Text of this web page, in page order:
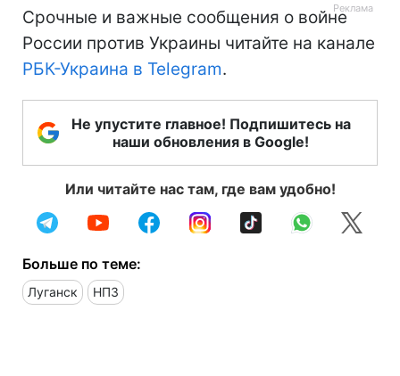
Срочные и важные сообщения о войне
России против Украины читайте на канале
РБК-Украина в Telegram.
Не упустите главное! Подпишитесь на
наши обновления в Google!
Или читайте нас там, где вам удобно!
Больше по теме:
Луганск НПЗ